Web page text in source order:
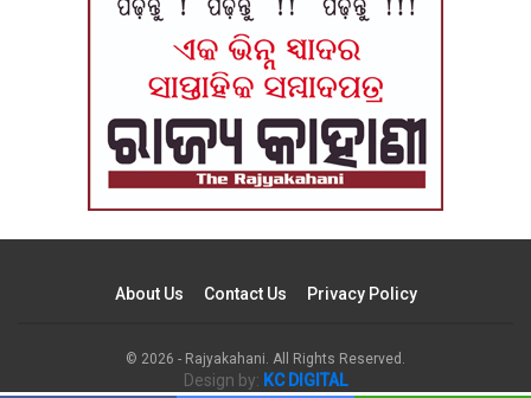
About Us Contact Us Privacy Policy
© 2026 - Rajyakahani. All Rights Reserved.
Design by: KC DIGITAL